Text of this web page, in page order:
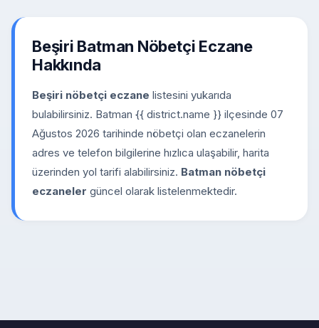
Beşiri Batman Nöbetçi Eczane
Hakkında
Beşiri nöbetçi eczane listesini yukarıda
bulabilirsiniz. Batman {{ district.name }} ilçesinde 07
Ağustos 2026 tarihinde nöbetçi olan eczanelerin
adres ve telefon bilgilerine hızlıca ulaşabilir, harita
üzerinden yol tarifi alabilirsiniz. Batman nöbetçi
eczaneler güncel olarak listelenmektedir.